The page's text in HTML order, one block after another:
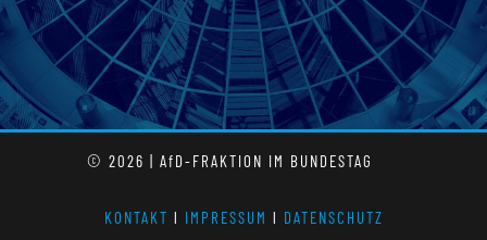
© 2026 | AfD-FRAKTION IM BUNDESTAG
KONTAKT l IMPRESSUM l DATENSCHUTZ